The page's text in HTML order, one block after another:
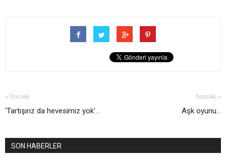
« Önceki
‘Tartışırız da hevesimiz yok’...
Sonraki »
Aşk oyunu...
SON HABERLER